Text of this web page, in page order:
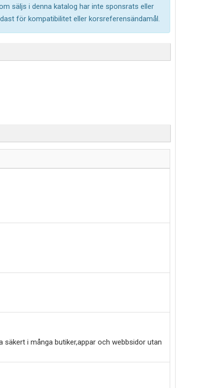
säljs i denna katalog har inte sponsrats eller
för kompatibilitet eller korsreferensändamål.
säkert i många butiker,appar och webbsidor utan